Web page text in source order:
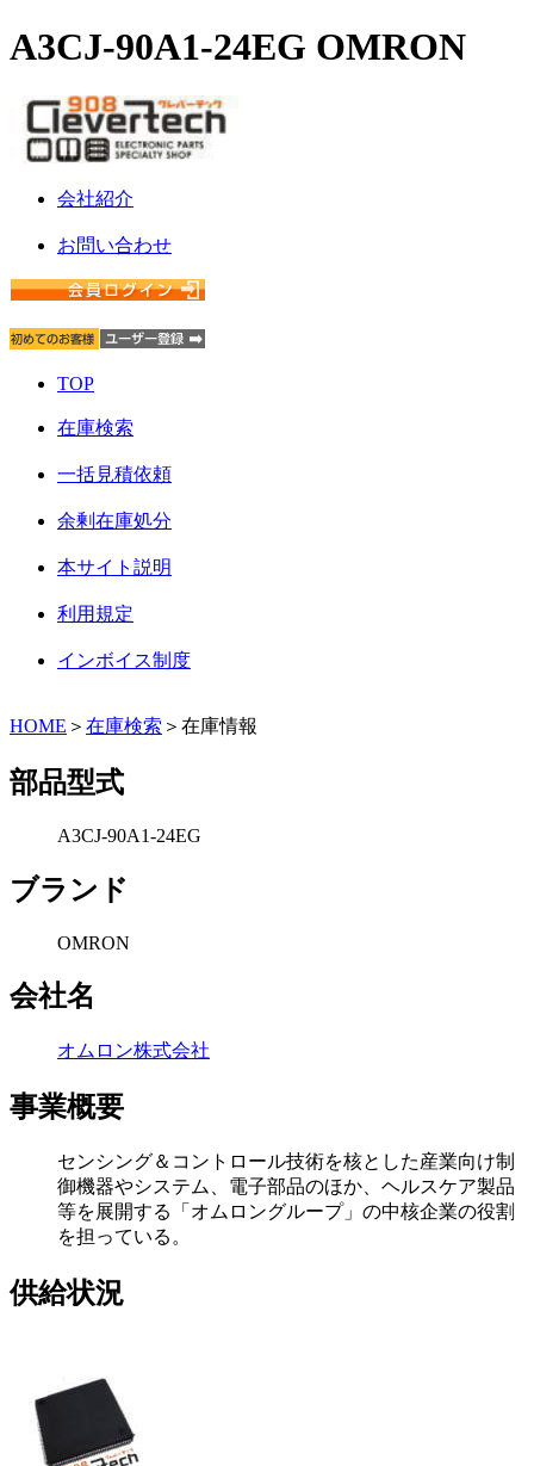
A3CJ-90A1-24EG OMRON
会社紹介
お問い合わせ
TOP
在庫検索
一括見積依頼
余剰在庫処分
本サイト説明
利用規定
インボイス制度
HOME ＞ 在庫検索 ＞在庫情報
部品型式
A3CJ-90A1-24EG
ブランド
OMRON
会社名
オムロン株式会社
事業概要
センシング＆コントロール技術を核とした産業向け制
御機器やシステム、電子部品のほか、ヘルスケア製品
等を展開する「オムロングループ」の中核企業の役割
を担っている。
供給状況